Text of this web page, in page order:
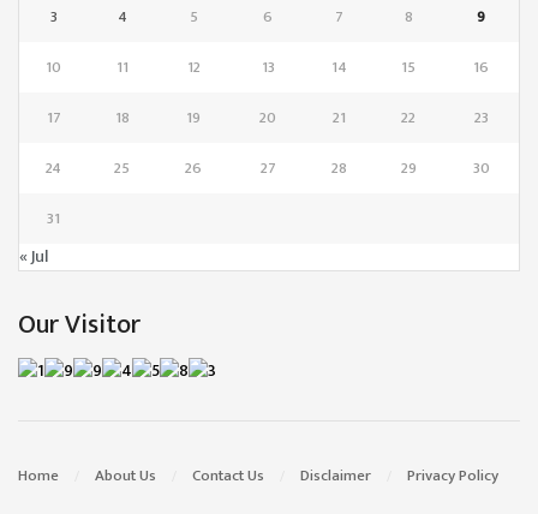
3
4 5 6 7 8
9
10
11 12 13 14 15
16
17
18 19 20 21 22
23
24
25 26 27 28 29
30
31
« Jul
Our Visitor
Home About Us Contact Us Disclaimer Privacy Policy